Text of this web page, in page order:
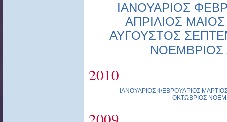
ΙΑΝΟΥΑΡΙΟΣ
ΑΠΡΙΛΙΟΣ ΜΑΙΟΣ
ΑΥΓΟΥΣΤΟΣ
ΝΟΕΜΒΡΙΟΣ
2010
ΙΑΝΟΥΑΡΙΟΣ ΦΕΒΡΟΥΑΡΙΟΣ
ΟΚΤΩΒΡΙΟΣ